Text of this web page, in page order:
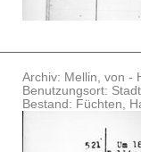
Archiv: Mellin, von -
Benutzungsort:
Bestand: Füchten,